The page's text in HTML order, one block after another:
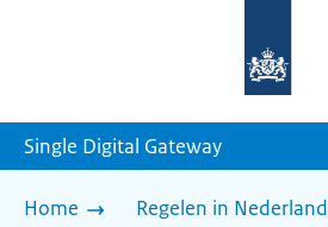
homepage
Single Digital Gateway
Home
Regelen in Nederland